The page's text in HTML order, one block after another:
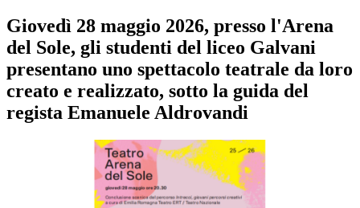
Giovedì 28 maggio 2026, presso l'Arena
del Sole, gli studenti del liceo Galvani
presentano uno spettacolo teatrale da loro
creato e realizzato, sotto la guida del
regista Emanuele Aldrovandi